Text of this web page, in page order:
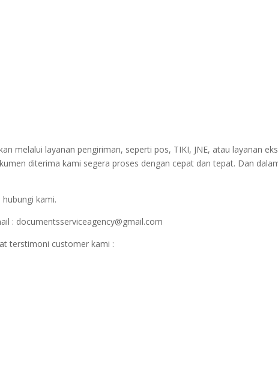
melalui layanan pengiriman, seperti pos, TIKI, JNE, atau layanan
diterima kami segera proses dengan cepat dan tepat. Dan
kami.
: documentsserviceagency@gmail.com
terstimoni customer kami :